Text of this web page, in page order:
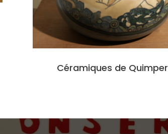
Céramiques de Quimper